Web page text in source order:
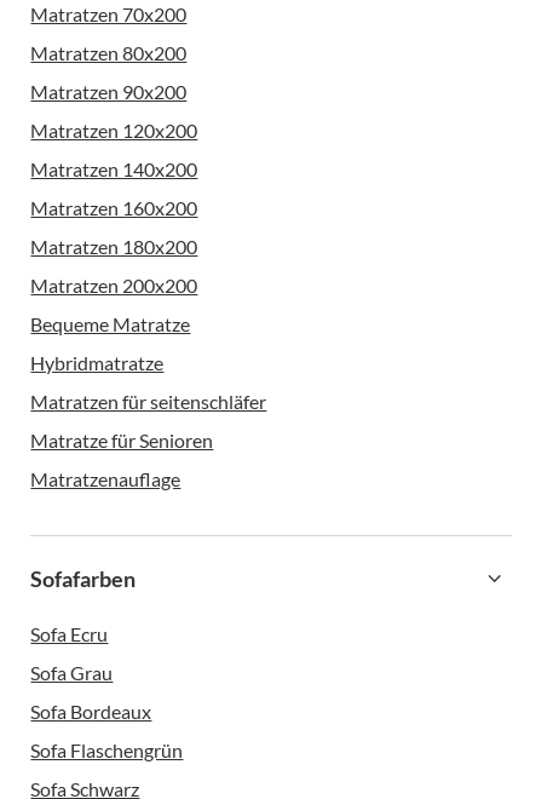
Matratzen 70x200
Matratzen 80x200
Matratzen 90x200
Matratzen 120x200
Matratzen 140x200
Matratzen 160x200
Matratzen 180x200
Matratzen 200x200
Bequeme Matratze
Hybridmatratze
Matratzen für seitenschläfer
Matratze für Senioren
Matratzenauflage
Sofafarben
Sofa Ecru
Sofa Grau
Sofa Bordeaux
Sofa Flaschengrün
Sofa Schwarz